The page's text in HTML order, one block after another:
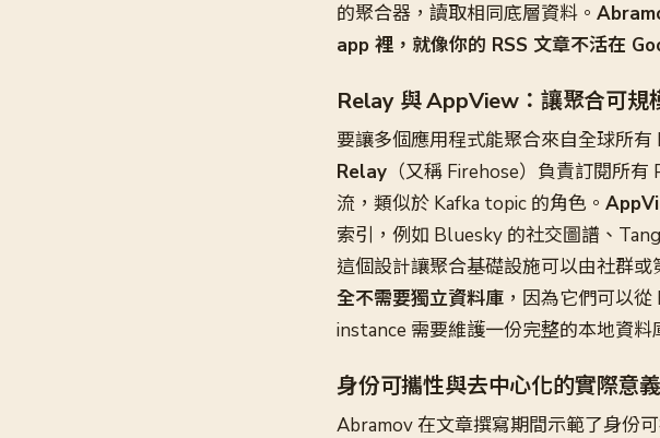
的聚合器，讀取相同底層資料。
app 裡，就像你的 RSS 文章不活在
Relay 與 AppView：讓聚合可規
要讓多個應用程式能聚合來自全球所
Relay （又稱 Firehose）負責訂閱所
流，類似於 Kafka topic 的角色。
索引，例如 Bluesky 的社交圖譜、
這個設計讓聚合基礎設施可以由社群
全不需要獨立資料庫 ，因為它們可以
instance 需要維護一份完整的本地資料
身份可攜性與去中心化的實際意義
Abramov 在文章撰寫期間示範了身份